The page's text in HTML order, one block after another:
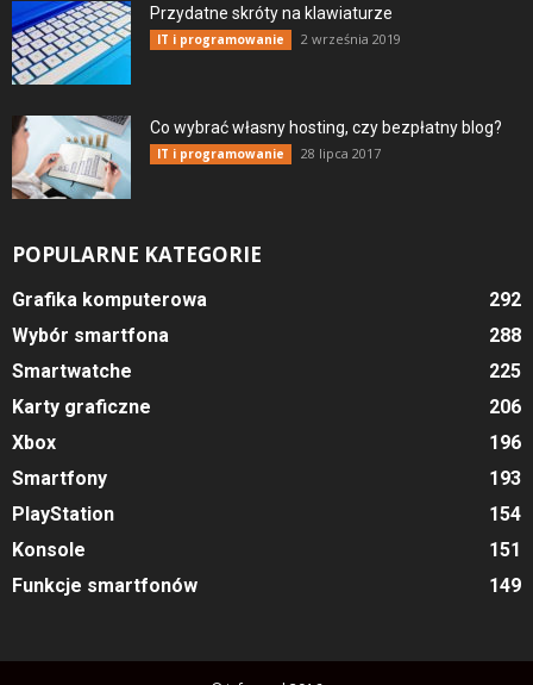
Przydatne skróty na klawiaturze
IT i programowanie 2 września 2019
Co wybrać własny hosting, czy bezpłatny blog?
IT i programowanie 28 lipca 2017
POPULARNE KATEGORIE
Grafika komputerowa
292
Wybór smartfona
288
Smartwatche
225
Karty graficzne
206
Xbox
196
Smartfony
193
PlayStation
154
Konsole
151
Funkcje smartfonów
149